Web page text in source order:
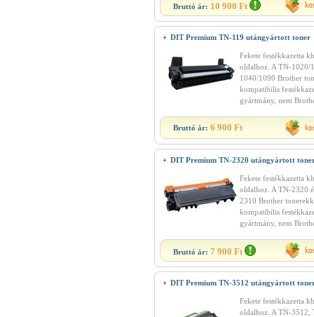
Bruttó ár: 10 900 Ft
DIT Premium TN-119 utángyártott toner
Fekete festékkazetta
oldalhoz. A TN-1020/
1040/1090 Brother
kompatibilis
gyártmány, nem
Bruttó ár: 6 900 Ft
DIT Premium TN-2320 utángyártott
Fekete festékkazetta
oldalhoz. A TN-2320
2310 Brother
kompatibilis
gyártmány, nem
Bruttó ár: 7 900 Ft
DIT Premium TN-3512 utángyártott
Fekete festékkazetta
oldalhoz. A TN-3512,